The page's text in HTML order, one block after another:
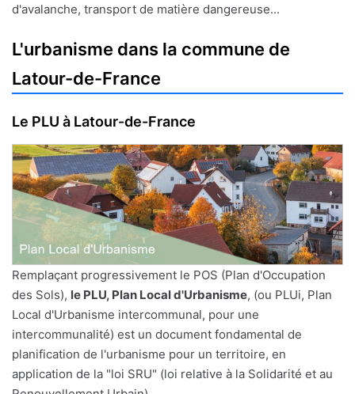
d'avalanche, transport de matière dangereuse...
L'urbanisme dans la commune de
Latour-de-France
Le PLU à Latour-de-France
Remplaçant progressivement le POS (Plan d'Occupation
des Sols), le PLU, Plan Local d'Urbanisme, (ou PLUi, Plan
Local d'Urbanisme intercommunal, pour une
intercommunalité) est un document fondamental de
planification de l'urbanisme pour un territoire, en
application de la "loi SRU" (loi relative à la Solidarité et au